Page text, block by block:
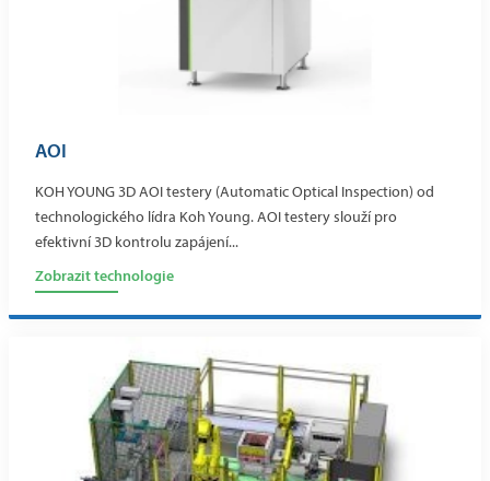
AOI
KOH YOUNG 3D AOI testery (Automatic Optical Inspection) od
technologického lídra Koh Young. AOI testery slouží pro
efektivní 3D kontrolu zapájení...
Zobrazit technologie